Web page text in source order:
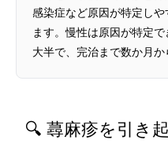
感染症など原因が特定し
ます。慢性は原因が特定
大半で、完治まで数か月か
🔍 蕁麻疹を引き